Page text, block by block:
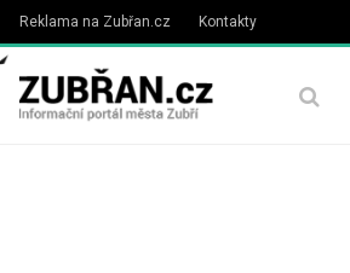
Reklama na Zubřan.cz Kontakty